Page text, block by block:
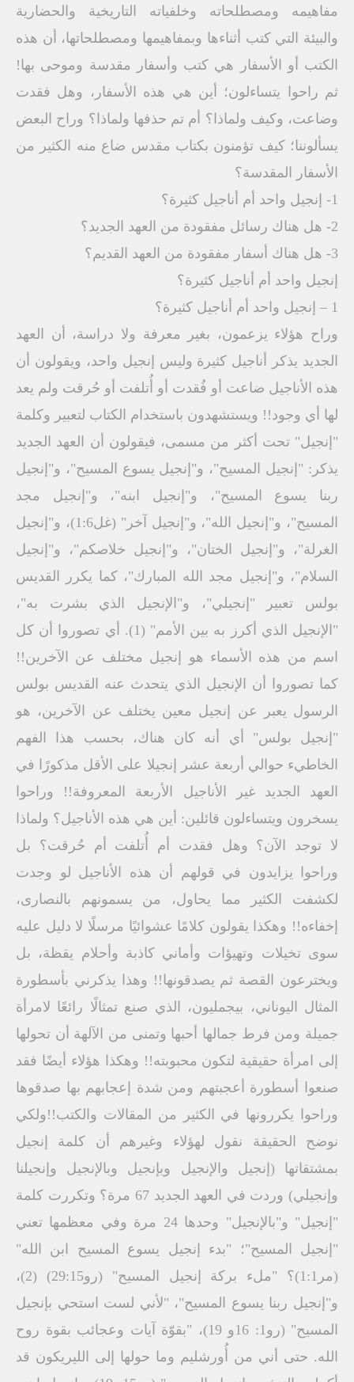
مفاهيمه ومصطلحاته وخلفياته التاريخية والحضارية
والبيئة التي كتب أثناءها وبمفاهيمها ومصطلحاتها، أن هذه
الكتب أو الأسفار هي كتب وأسفار مقدسة وموحى بها!
ثم راحوا يتساءلون؛ أين هي هذه الأسفار، وهل فقدت
وضاعت، وكيف ولماذا؟ أم تم حذفها ولماذا؟ وراح البعض
يسألوننا؛ كيف تؤمنون بكتاب مقدس ضاع منه الكثير من
الأسفار المقدسة؟
1- إنجيل واحد أم أناجيل كثيرة؟
2- هل هناك رسائل مفقودة من العهد الجديد؟
3- هل هناك أسفار مفقودة من العهد القديم؟
إنجيل واحد أم أناجيل كثيرة؟
1 – إنجيل واحد أم أناجيل كثيرة؟
وراح هؤلاء يزعمون، بغير معرفة ولا دراسة، أن العهد
الجديد يذكر أناجيل كثيرة وليس إنجيل واحد، ويقولون أن
هذه الأناجيل ضاعت أو فُقدت أو أُتلفت أو حُرقت ولم يعد
لها أي وجود!! ويستشهدون باستخدام الكتاب لتعبير وكلمة
"إنجيل" تحت أكثر من مسمى، فيقولون أن العهد الجديد
يذكر: "إنجيل المسيح"، و"إنجيل يسوع المسيح"، و"إنجيل
ربنا يسوع المسيح"، و"إنجيل ابنه"، و"إنجيل مجد
المسيح"، و"إنجيل الله"، و"إنجيل آخر" (غل1:6)، و"إنجيل
الغرلة"، و"إنجيل الختان"، و"إنجيل خلاصكم"، و"إنجيل
السلام"، و"إنجيل مجد الله المبارك"، كما يكرر القديس
بولس تعبير "إنجيلي"، و"الإنجيل الذي بشرت به"،
"الإنجيل الذي أكرز به بين الأمم" (1). أي تصوروا أن كل
اسم من هذه الأسماء هو إنجيل مختلف عن الآخرين!!
كما تصوروا أن الإنجيل الذي يتحدث عنه القديس بولس
الرسول يعبر عن إنجيل معين يختلف عن الآخرين، هو
"إنجيل بولس" أي أنه كان هناك، بحسب هذا الفهم
الخاطيء حوالي أربعة عشر إنجيلا على الأقل مذكورًا في
العهد الجديد غير الأناجيل الأربعة المعروفة!! وراحوا
يسخرون ويتساءلون قائلين: أين هي هذه الأناجيل؟ ولماذا
لا توجد الآن؟ وهل فقدت أم أُتلفت أم حُرقت؟ بل
وراحوا يزايدون في قولهم أن هذه الأناجيل لو وجدت
لكشفت الكثير مما يحاول، من يسمونهم بالنصارى،
إخفاءه!! وهكذا يقولون كلامًا عشوائيًا مرسلًا لا دليل عليه
سوى تخيلات وتهيؤات وأماني كاذبة وأحلام يقظة، بل
ويخترعون القصة ثم يصدقونها!! وهذا يذكرني بأسطورة
المثال اليوناني، بيجمليون، الذي صنع تمثالًا رائعًا لامرأة
جميلة ومن فرط جمالها أحبها وتمنى من الآلهة أن تحولها
إلى امرأة حقيقية لتكون محبوبته!! وهكذا هؤلاء أيضًا فقد
صنعوا أسطورة أعجبتهم ومن شدة إعجابهم بها صدقوها
وراحوا يكررونها في الكثير من المقالات والكتب!!ولكي
نوضح الحقيقة نقول لهؤلاء وغيرهم أن كلمة إنجيل
بمشتقاتها (إنجيل والإنجيل وبإنجيل وبالإنجيل وإنجيلنا
وإنجيلي) وردت في العهد الجديد 67 مرة؟ وتكررت كلمة
"إنجيل" و"بالإنجيل" وحدها 24 مرة وفي معظمها تعني
"إنجيل المسيح"؛ "بدء إنجيل يسوع المسيح ابن الله"
(مر1:1)؟ "ملء بركة إنجيل المسيح" (رو29:15) (2)،
و"إنجيل ربنا يسوع المسيح"، "لأني لست استحي بإنجيل
المسيح" (رو1: 16و 19)، "بقوّة آيات وعجائب بقوة روح
الله. حتى أني من أُورشليم وما حولها إلى الليريكون قد